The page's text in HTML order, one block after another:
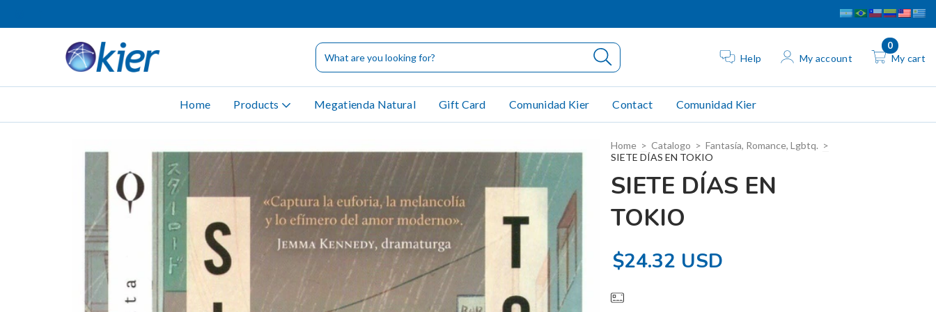
Help My account My cart
0
Home Products Megatienda Natural Gift Card Comunidad Kier Contact Comunidad Kier
Home > Catalogo > Fantasía, Romance, Lgbtq. >
SIETE DÍAS EN TOKIO
SIETE DÍAS EN
TOKIO
$24.32 USD